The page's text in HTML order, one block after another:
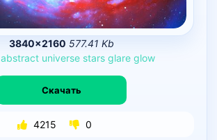
3840×2160 577.41 Kb
abstract universe stars glare glow
Скачать
4215 0